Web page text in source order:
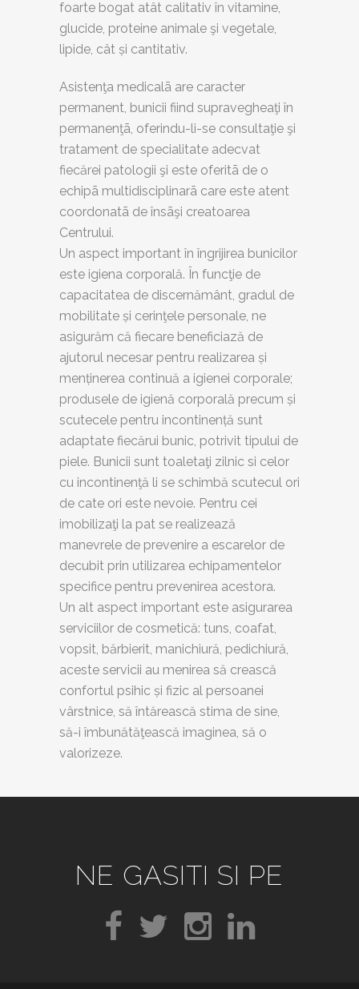
foarte bogat atât calitativ în vitamine,
glucide, proteine animale şi vegetale,
lipide, cât și cantitativ.
Asistenţa medicalã are caracter
permanent, bunicii fiind supravegheaţi în
permanenţã, oferindu-li-se consultaţie şi
tratament de specialitate adecvat
fiecărei patologii şi este oferitã de o
echipã multidisciplinarã care este atent
coordonatã de însãşi creatoarea
Centrului.
Un aspect important în îngrijirea bunicilor
este igiena corporală. În funcţie de
capacitatea de discernământ, gradul de
mobilitate și cerinţele personale, ne
asigurăm că fiecare beneficiază de
ajutorul necesar pentru realizarea și
menținerea continuă a igienei corporale;
produsele de igienă corporală precum și
scutecele pentru incontinență sunt
adaptate fiecărui bunic, potrivit tipului de
piele. Bunicii sunt toaletaţi zilnic si celor
cu incontinenţă li se schimbă scutecul ori
de cate ori este nevoie. Pentru cei
imobilizaţi la pat se realizează
manevrele de prevenire a escarelor de
decubit prin utilizarea echipamentelor
specifice pentru prevenirea acestora.
Un alt aspect important este asigurarea
serviciilor de cosmetică: tuns, coafat,
vopsit, bărbierit, manichiură, pedichiură,
aceste servicii au menirea să crească
confortul psihic și fizic al persoanei
vârstnice, să întărească stima de sine,
să-i îmbunătăţească imaginea, să o
valorizeze.
NE GASITI SI PE